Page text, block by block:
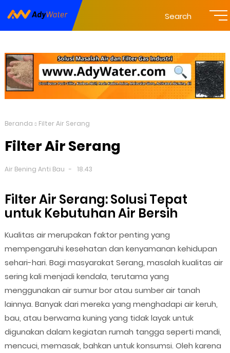
Search
Beranda Filter Air Serang
Filter Air Serang
Air Bening Anti Bau 18.43
Filter Air Serang: Solusi Tepat
untuk Kebutuhan Air Bersih
Kualitas air merupakan faktor penting yang
mempengaruhi kesehatan dan kenyamanan kehidupan
sehari-hari. Bagi masyarakat Serang, masalah kualitas air
sering kali menjadi kendala, terutama yang
menggunakan air sumur bor atau sumber air tanah
lainnya. Banyak dari mereka yang menghadapi air keruh,
bau, atau berwarna kuning yang tidak layak untuk
digunakan dalam kegiatan rumah tangga seperti mandi,
mencuci, memasak, bahkan untuk konsumsi. Oleh karena